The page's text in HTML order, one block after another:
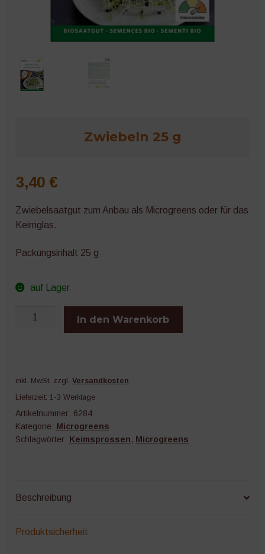
Zwiebeln 25 g
3,40 €
Zwiebelsaatgut zum Anbau als Microgreens oder für das
Keimglas.
Packungsinhalt 25 g
auf Lager
Zwiebeln
In den Warenkorb
inkl. MwSt. zzgl. Versandkosten
Lieferzeit: 1-3 Werktage
Artikelnummer: 6284
Kategorie: Microgreens
Schlagwörter: Keimsprossen, Microgreens
Beschreibung
Produktsicherheit